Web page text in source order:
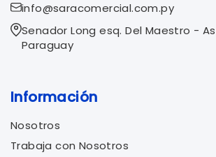
info@saracomercial.com.py
Senador Long esq. Del Maestro -
Paraguay
Información
Nosotros
Trabaja con Nosotros